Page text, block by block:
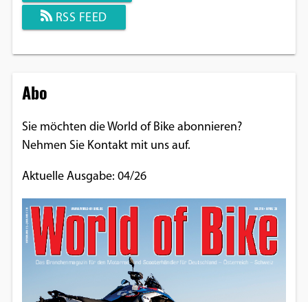
RSS FEED
Abo
Sie möchten die World of Bike abonnieren?
Nehmen Sie Kontakt mit uns auf.
Aktuelle Ausgabe: 04/26